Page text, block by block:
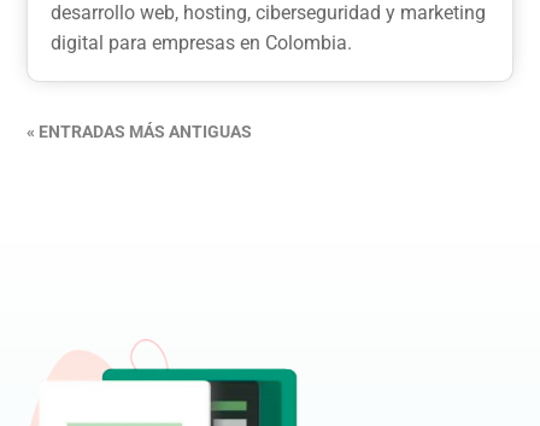
desarrollo web, hosting, ciberseguridad y marketing
digital para empresas en Colombia.
« ENTRADAS MÁS ANTIGUAS